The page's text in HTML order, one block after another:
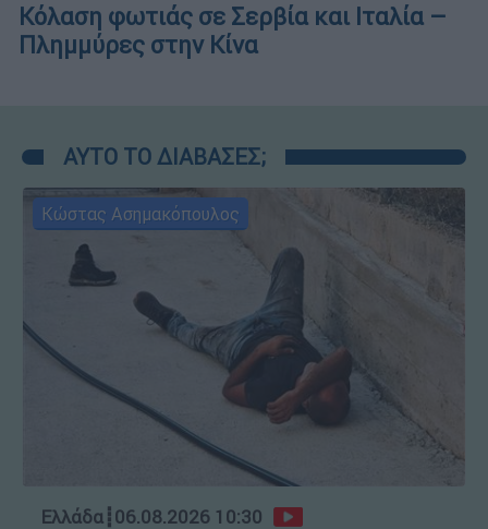
Κόλαση φωτιάς σε Σερβία και Ιταλία –
Πλημμύρες στην Κίνα
ΑΥΤΟ ΤΟ ΔΙΑΒΑΣΕΣ;
Κώστας Ασημακόπουλος
Ελλάδα┋06.08.2026 10:30